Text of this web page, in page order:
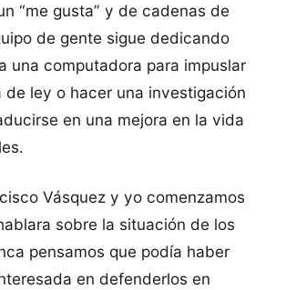
“me gusta” y de cadenas de
de gente sigue dedicando
una computadora para impuslar
de ley o hacer una investigación
en una mejora en la vida
Vásquez y yo comenzamos
sobre la situación de los
pensamos que podía haber
en defenderlos en